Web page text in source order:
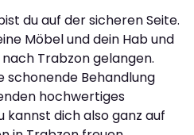
du auf der sicheren Seite.
Möbel und dein Hab und
Trabzon gelangen.
schonende Behandlung
hochwertiges
dich also ganz auf